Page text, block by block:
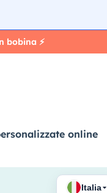
bobina ⚡️
online
Italia